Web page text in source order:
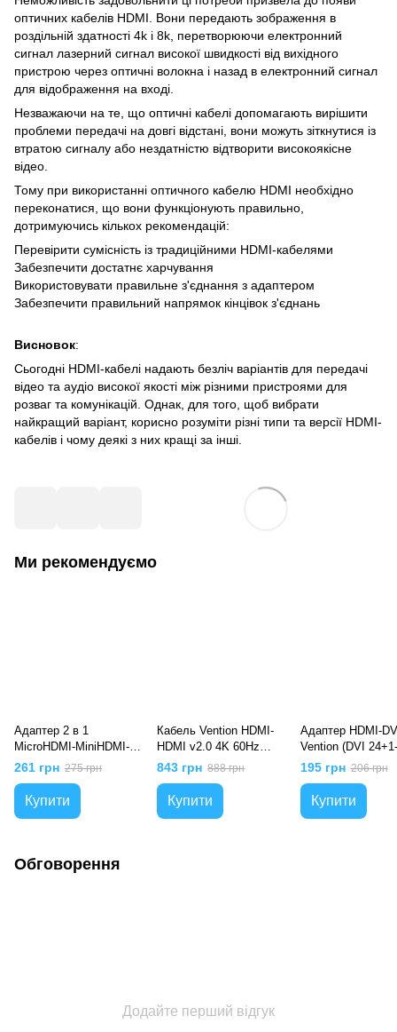
оптичних кабелів HDMI. Вони передають зображення в
роздільній здатності 4k і 8k, перетворюючи електронний
сигнал лазерний сигнал високої швидкості від вихідного
пристрою через оптичні волокна і назад в електронний сигнал
для відображення на вході.
Незважаючи на те, що оптичні кабелі допомагають вирішити
проблеми передачі на довгі відстані, вони можуть зіткнутися із
втратою сигналу або нездатністю відтворити високоякісне
відео.
Тому при використанні оптичного кабелю HDMI необхідно
переконатися, що вони функціонують правильно,
дотримуючись кількох рекомендацій:
Перевірити сумісність із традиційними HDMI-кабелями
Забезпечити достатнє харчування
Використовувати правильне з'єднання з адаптером
Забезпечити правильний напрямок кінцівок з'єднань
Висновок:
Сьогодні HDMI-кабелі надають безліч варіантів для передачі
відео та аудіо високої якості між різними пристроями для
розваг та комунікацій. Однак, для того, щоб вибрати
найкращий варіант, корисно розуміти різні типи та версії HDMI-
кабелів і чому деякі з них кращі за інші.
Ми рекомендуємо
Адаптер 2 в 1
MicroHDMI-MiniHDMI-
HDMI Vention (4K 30Hz
MiniH) (1080p 60Hz
MicroH) Black (AGFBO),
Чорний
261 грн 275 грн
Купити
Кабель Vention HDMI-
HDMI v2.0 4K 60Hz
Aluminum Alloy Blue,
10m, Синій
843 грн 888 грн
Купити
Адаптер HDMI-
Vention (DVI
1.4) M/F 1080P
Black (ECDB0),
195 грн 206 грн
Купити
Обговорення
Додайте перший відгук